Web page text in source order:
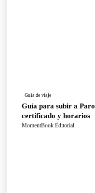
Guía de viaje
Guía para subir a
certificado y horarios
MomentBook Editorial